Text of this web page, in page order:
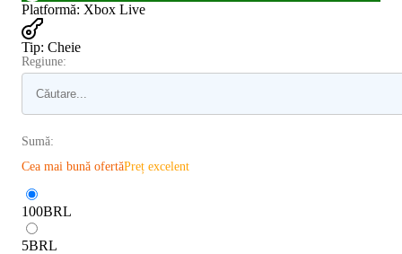
Platformă: Xbox Live
Tip: Cheie
Regiune:
Sumă:
Cea mai bună ofertăPreț excelent
100BRL
5BRL